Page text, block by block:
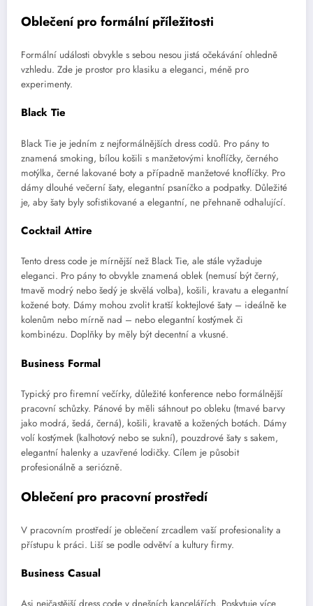
Oblečení pro formální příležitosti
Formální události obvykle s sebou nesou jistá očekávání ohledně
vzhledu. Zde je prostor pro klasiku a eleganci, méně pro
experimenty.
Black Tie
Black Tie je jedním z nejformálnějších dress codů. Pro pány to
znamená smoking, bílou košili s manžetovými knoflíčky, černého
motýlka, černé lakované boty a případně manžetové knoflíčky. Pro
dámy dlouhé večerní šaty, elegantní psaníčko a podpatky. Důležité
je, aby šaty byly sofistikované a elegantní, ne přehnaně odhalující.
Cocktail Attire
Tento dress code je mírnější než Black Tie, ale stále vyžaduje
eleganci. Pro pány to obvykle znamená oblek (nemusí být černý,
tmavě modrý nebo šedý je skvělá volba), košili, kravatu a elegantní
kožené boty. Dámy mohou zvolit kratší koktejlové šaty – ideálně ke
kolenům nebo mírně nad – nebo elegantní kostýmek či
kombinézu. Doplňky by měly být decentní a vkusné.
Business Formal
Typický pro firemní večírky, důležité konference nebo formálnější
pracovní schůzky. Pánové by měli sáhnout po obleku (tmavé barvy
jako modrá, šedá, černá), košili, kravatě a kožených botách. Dámy
volí kostýmek (kalhotový nebo se sukní), pouzdrové šaty s sakem,
elegantní halenky a uzavřené lodičky. Cílem je působit
profesionálně a seriózně.
Oblečení pro pracovní prostředí
V pracovním prostředí je oblečení zrcadlem vaší profesionality a
přístupu k práci. Liší se podle odvětví a kultury firmy.
Business Casual